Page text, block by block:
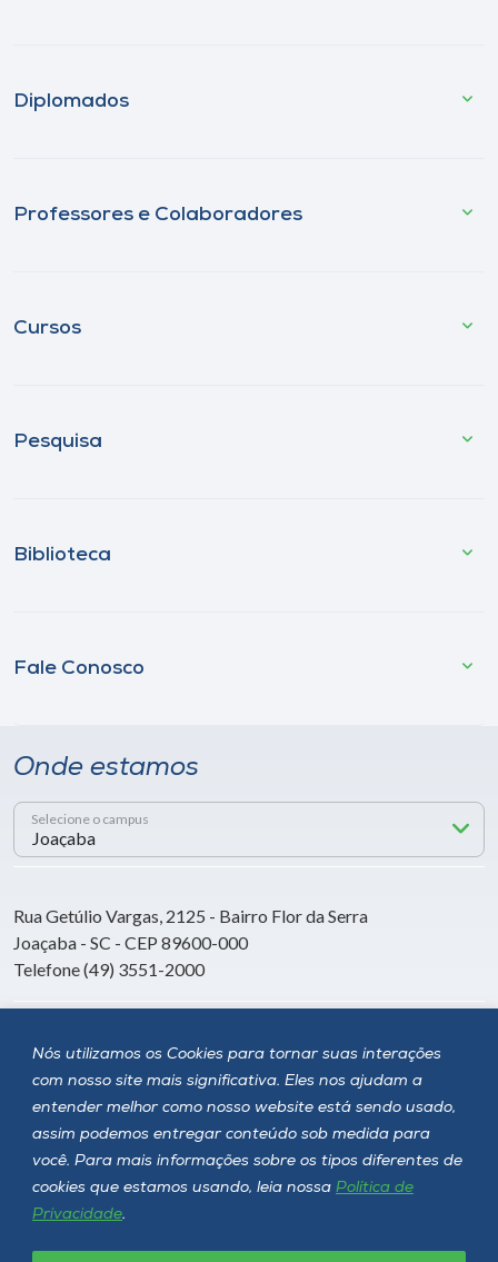
Nós utilizamos os Cookies para tornar suas interações
com nosso site mais significativa. Eles nos ajudam a
entender melhor como nosso website está sendo usado,
assim podemos entregar conteúdo sob medida para
você. Para mais informações sobre os tipos diferentes de
cookies que estamos usando, leia nossa Política de
Privacidade.
Diplomados
Professores e Colaboradores
Cursos
Pesquisa
Biblioteca
Fale Conosco
Onde estamos
Selecione o campus
Rua Getúlio Vargas, 2125 - Bairro Flor da Serra
Joaçaba - SC - CEP 89600-000
Telefone (49) 3551-2000
Siga a Unoesc